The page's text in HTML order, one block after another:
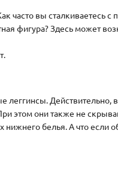
часто вы
фигура? Здесь может
леггинсы.
этом они также не
нижнего белья. А что если